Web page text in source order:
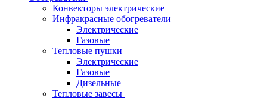
Конвекторы электрические
Инфракрасные обогреватели
Электрические
Газовые
Тепловые пушки
Электрические
Газовые
Дизельные
Тепловые завесы